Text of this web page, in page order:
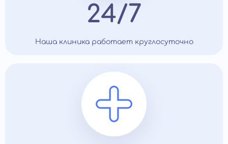
24/7
Наша клиника работает круглосуточно